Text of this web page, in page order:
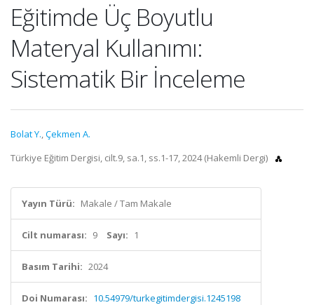
Eğitimde Üç Boyutlu
Materyal Kullanımı:
Sistematik Bir İnceleme
Bolat Y.,Çekmen A.
Türkiye Eğitim Dergisi, cilt.9, sa.1, ss.1-17, 2024 (Hakemli Dergi)
Yayın Türü: Makale / Tam Makale
Cilt numarası: 9 Sayı: 1
Basım Tarihi: 2024
Doi Numarası: 10.54979/turkegitimdergisi.1245198